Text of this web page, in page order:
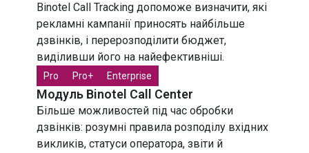
Binotel Call Tracking допоможе визначити, які
рекламні кампанії приносять найбільше
дзвінків, і перерозподілити бюджет,
виділивши його на найефективніші.
Модуль Binotel Call Center
Pro Pro+ Enterprise
Більше можливостей під час обробки
дзвінків: розумні правила розподілу вхідних
викликів, статуси оператора, звіти й